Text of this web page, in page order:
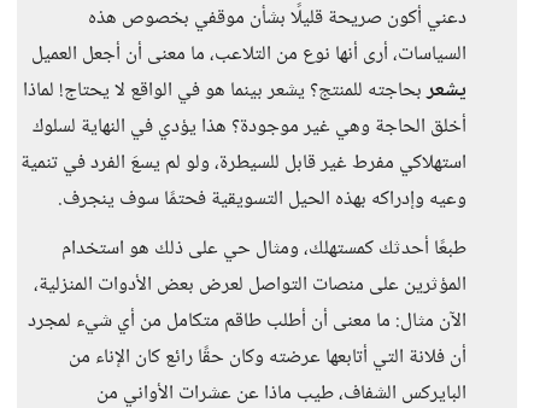
دعني أكون صريحة قليلًا بشأن موقفي بخصوص هذه
السياسات، أرى أنها نوع من التلاعب، ما معنى أن أجعل العميل
يشعربحاجته للمنتج؟ يشعر بينما هو في الواقع لا يحتاج! لماذا
أخلق الحاجة وهي غير موجودة؟ هذا يؤدي في النهاية لسلوك
استهلاكي مفرط غير قابل للسيطرة، ولو لم يسعَ الفرد في تنمية
وعيه وإدراكه بهذه الحيل التسويقية فحتمًا سوف ينجرف.
طبعًا أحدثك كمستهلك، ومثال حي على ذلك هو استخدام
المؤثرين على منصات التواصل لعرض بعض الأدوات المنزلية،
الآن مثال: ما معنى أن أطلب طاقم متكامل من أي شيء لمجرد
أن فلانة التي أتابعها عرضته وكان حقًا رائع كان الإناء من
البايركس الشفاف، طيب ماذا عن عشرات الأواني من